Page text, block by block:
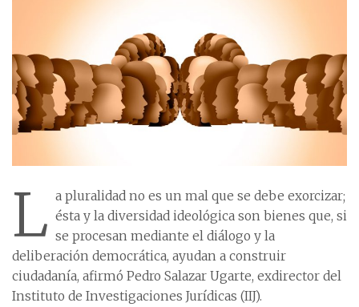
L a pluralidad no es un mal que se debe exorcizar;
ésta y la diversidad ideológica son bienes que, si
se procesan mediante el diálogo y la
deliberación democrática, ayudan a construir
ciudadanía, afirmó Pedro Salazar Ugarte, exdirector del
Instituto de Investigaciones Jurídicas (IIJ).